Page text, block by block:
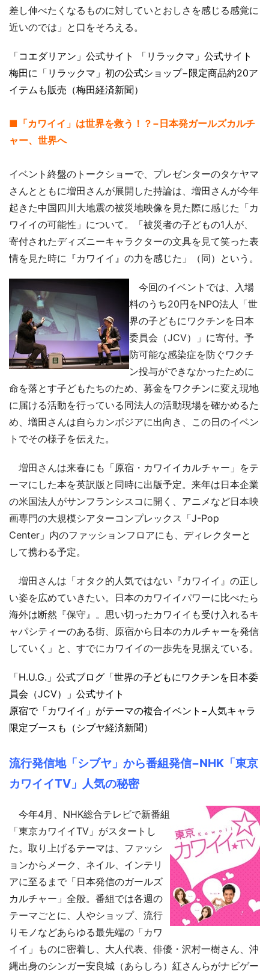
差し伸べたくなるものに対していとおしさを感じる感覚に
近いのでは」と口をそろえる。
「コエダリアン」公式サイト
「リラックマ」公式サイト
梅田に「リラックマ」初の公式ショップ−限定商品約20ア
イテムも販売（梅田経済新聞）
■「カワイイ」は世界を救う！？−日本発ガールズカルチ
ャー、世界へ
イベント終盤のトークショーで、プレゼンターのタケヤマ
さんとともに増田さんが展開した持論は、増田さんが今年
起きた中国四川大地震の被災地映像を見た際に感じた「カ
ワイイの可能性」について。「被災者の子どもの1人が、
寄付されたディズニーキャラクターの文具を見て笑った表
情を見た時に『カワイイ』の力を感じた」（同）という。
今回のイベントでは、入場
料のうち20円をNPO法人「世
界の子どもにワクチンを日本
委員会（JCV）」に寄付。予
防可能な感染症を防ぐワクチ
ン投与ができなかったために
命を落とす子どもたちのため、募金をワクチンに変え現地
に届ける活動を行っている同法人の活動現場を確かめるた
め、増田さんは自らカンボジアに出向き、この日のイベン
トでその様子を伝えた。
増田さんは来春にも「原宿・カワイイカルチャー」をテ
ーマにした本を英訳版と同時に出版予定。来年は日本企業
の米国法人がサンフランシスコに開く、アニメなど日本映
画専門の大規模シアターコンプレックス「J-Pop
Center」内のファッションフロアにも、ディレクターと
して携わる予定。
増田さんは「オタク的人気ではない『カワイイ』の正し
い姿を広めていきたい。日本のカワイイパワーに比べたら
海外は断然『保守』。思い切ったカワイイも受け入れるキ
ャパシティーのある街、原宿から日本のカルチャーを発信
していく」と、すでにカワイイの一歩先を見据えている。
「H.U.G.」公式ブログ 「世界の子どもにワクチンを日本委
員会（JCV）」公式サイト
原宿で「カワイイ」がテーマの複合イベント−人気キャラ
限定ブースも（シブヤ経済新聞）
流行発信地「シブヤ」から番組発信−NHK「東京
カワイイTV」人気の秘密
今年4月、NHK総合テレビで新番組
「東京カワイイTV」がスタートし
た。取り上げるテーマは、ファッシ
ョンからメーク、ネイル、インテリ
アに至るまで「日本発信のガールズ
カルチャー」全般。番組では各週の
テーマごとに、人やショップ、流行
りモノなどあらゆる最先端の「カワ
イイ」ものに密着し、大人代表、俳優・沢村一樹さん、沖
縄出身のシンガー安良城（あらしろ）紅さんらがナビゲー